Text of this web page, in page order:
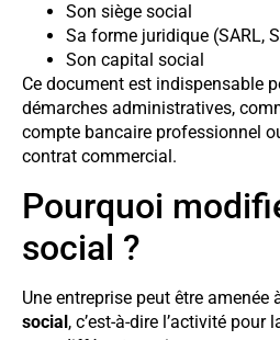
Son siège social
Sa forme juridique (SARL,
Son capital social
Ce document est indispensable
démarches administratives,
compte bancaire professionnel
contrat commercial.
Pourquoi
social ?
Une entreprise peut être amenée
social, c’est-à-dire l’activité pour